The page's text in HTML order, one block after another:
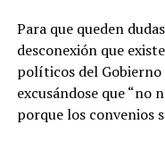
Para que queden
desconexión que
políticos del
excusándose que “no
porque los convenios